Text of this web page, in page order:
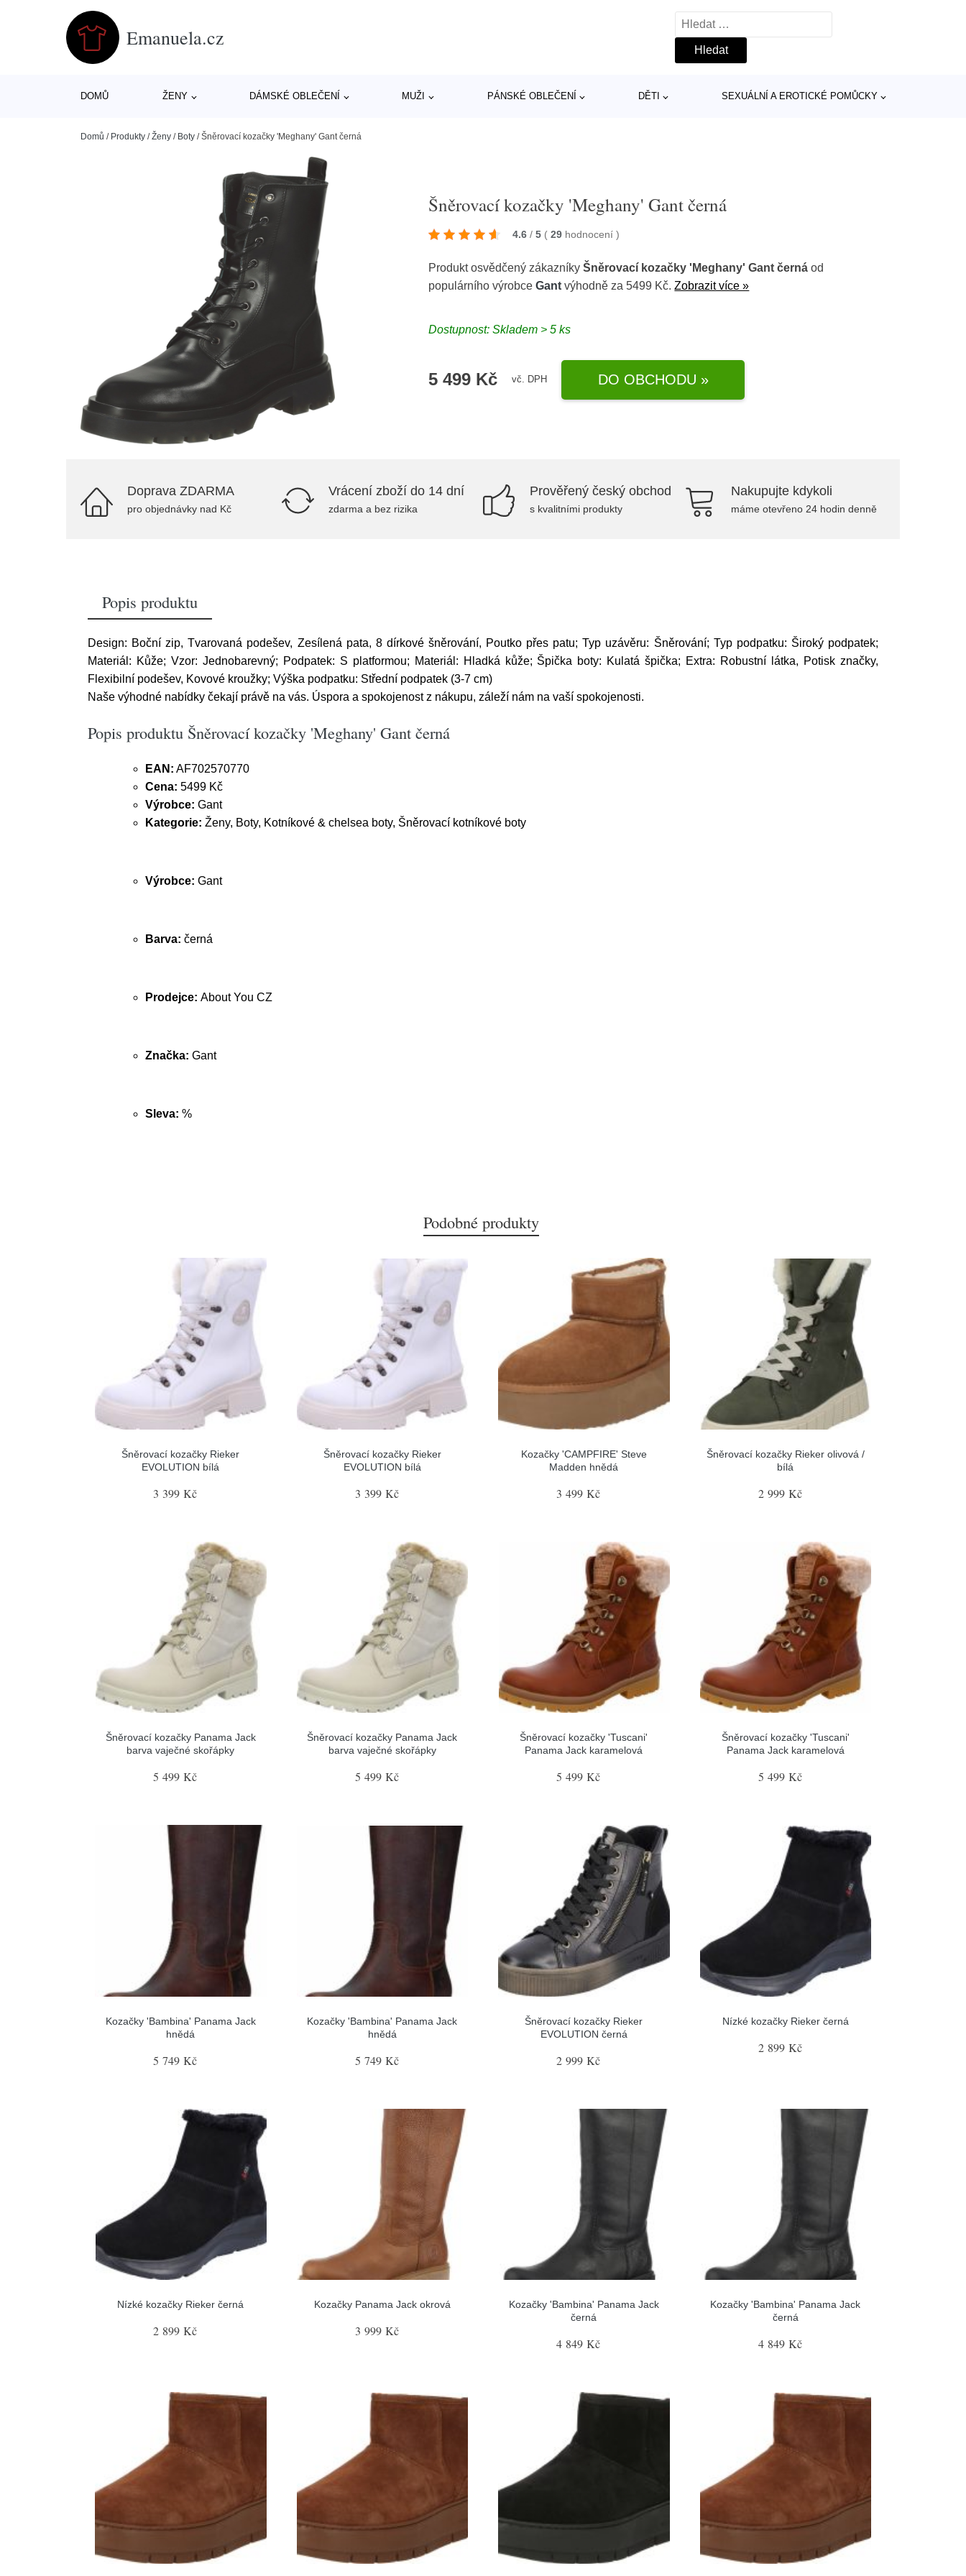
Emanuela.cz
Vyhledávání
DOMŮ ŽENY DÁMSKÉ OBLEČENÍ MUŽI PÁNSKÉ OBLEČENÍ DĚTI SEXUÁLNÍ A EROTICKÉ POMŮCKY
Domů / Produkty /Ženy / Boty /Šněrovací kozačky 'Meghany' Gant černá
Šněrovací kozačky 'Meghany' Gant černá
4.6 / 5 ( 29 hodnocení)
Produkt osvědčený zákazníkyŠněrovací kozačky 'Meghany' Gant černá od
populárního výrobceGant výhodně za 5499 Kč.Zobrazit více »
Dostupnost: Skladem > 5 ks
5 499 Kč vč. DPH DO OBCHODU »
Doprava ZDARMA
pro objednávky nad Kč
Vrácení zboží do 14 dní
zdarma a bez rizika
Prověřený český obchod
s kvalitními produkty
Nakupujte kdykoli
máme otevřeno 24 hodin denně
Popis produktu
Design: Boční zip, Tvarovaná podešev, Zesílená pata, 8 dírkové šněrování, Poutko přes patu; Typ uzávěru: Šněrování; Typ podpatku: Široký podpatek;
Materiál: Kůže; Vzor: Jednobarevný; Podpatek: S platformou; Materiál: Hladká kůže; Špička boty: Kulatá špička; Extra: Robustní látka, Potisk značky,
Flexibilní podešev, Kovové kroužky; Výška podpatku: Střední podpatek (3-7 cm)
Naše výhodné nabídky čekají právě na vás. Úspora a spokojenost z nákupu, záleží nám na vaší spokojenosti.
Popis produktu Šněrovací kozačky 'Meghany' Gant černá
EAN: AF702570770
Cena: 5499 Kč
Výrobce: Gant
Kategorie: Ženy, Boty, Kotníkové & chelsea boty, Šněrovací kotníkové boty
Výrobce: Gant
Barva: černá
Prodejce: About You CZ
Značka: Gant
Sleva: %
Podobné produkty
Šněrovací kozačky Rieker
EVOLUTION bílá
3 399 Kč
Šněrovací kozačky Rieker
EVOLUTION bílá
3 399 Kč
Kozačky 'CAMPFIRE' Steve
Madden hnědá
3 499 Kč
Šněrovací kozačky Rieker olivová /
bílá
2 999 Kč
Šněrovací kozačky Panama Jack
barva vaječné skořápky
5 499 Kč
Šněrovací kozačky Panama Jack
barva vaječné skořápky
5 499 Kč
Šněrovací kozačky 'Tuscani'
Panama Jack karamelová
5 499 Kč
Šněrovací kozačky 'Tuscani'
Panama Jack karamelová
5 499 Kč
Kozačky 'Bambina' Panama Jack
hnědá
5 749 Kč
Kozačky 'Bambina' Panama Jack
hnědá
5 749 Kč
Šněrovací kozačky Rieker
EVOLUTION černá
2 999 Kč
Nízké kozačky Rieker černá
2 899 Kč
Nízké kozačky Rieker černá
2 899 Kč
Kozačky Panama Jack okrová
3 999 Kč
Kozačky 'Bambina' Panama Jack
černá
4 849 Kč
Kozačky 'Bambina' Panama Jack
černá
4 849 Kč